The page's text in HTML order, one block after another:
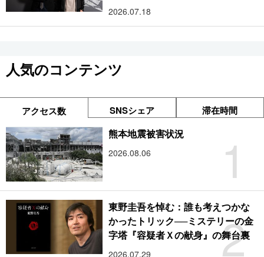
2026.07.18
人気のコンテンツ
アクセス数 SNSシェア 滞在時間
1
熊本地震被害状況
2026.08.06
2
東野圭吾を悼む：誰も考えつかな
かったトリック──ミステリーの金
字塔『容疑者Ｘの献身』の舞台裏
2026.07.29